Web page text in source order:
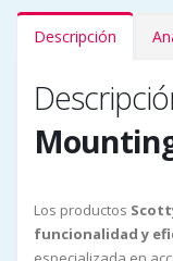
Descripción
Los productos
funcionalidad y